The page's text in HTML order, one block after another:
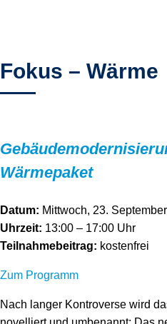
Fokus – Wärme
Wärmepaket
Datum: Mittwoch, 23.
Uhrzeit: 13:00 – 17:00 Uhr
Teilnahmebeitrag: kostenfrei
Zum Programm
Nach langer Kontroverse wird